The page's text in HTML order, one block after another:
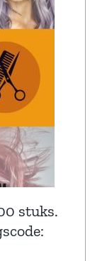
stuks.